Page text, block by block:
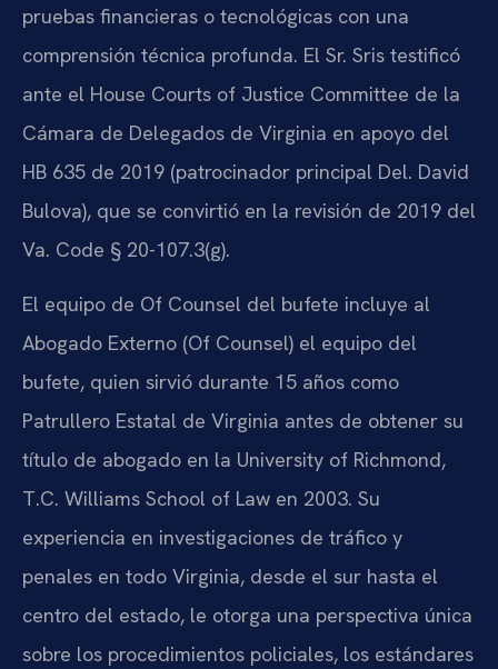
pruebas financieras o tecnológicas con una
comprensión técnica profunda. El Sr. Sris testificó
ante el House Courts of Justice Committee de la
Cámara de Delegados de Virginia en apoyo del
HB 635 de 2019 (patrocinador principal Del. David
Bulova), que se convirtió en la revisión de 2019 del
Va. Code § 20-107.3(g).
El equipo de Of Counsel del bufete incluye al
Abogado Externo (Of Counsel) el equipo del
bufete, quien sirvió durante 15 años como
Patrullero Estatal de Virginia antes de obtener su
título de abogado en la University of Richmond,
T.C. Williams School of Law en 2003. Su
experiencia en investigaciones de tráfico y
penales en todo Virginia, desde el sur hasta el
centro del estado, le otorga una perspectiva única
sobre los procedimientos policiales, los estándares